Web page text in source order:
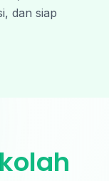
dan siap